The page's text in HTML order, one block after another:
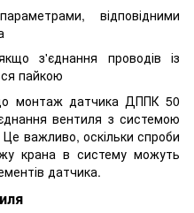
відповідними
з'єднання проводів із
пайкою
монтаж датчика ДППК 50
вентиля з системою
важливо, оскільки спроби
крана в систему можуть
датчика.